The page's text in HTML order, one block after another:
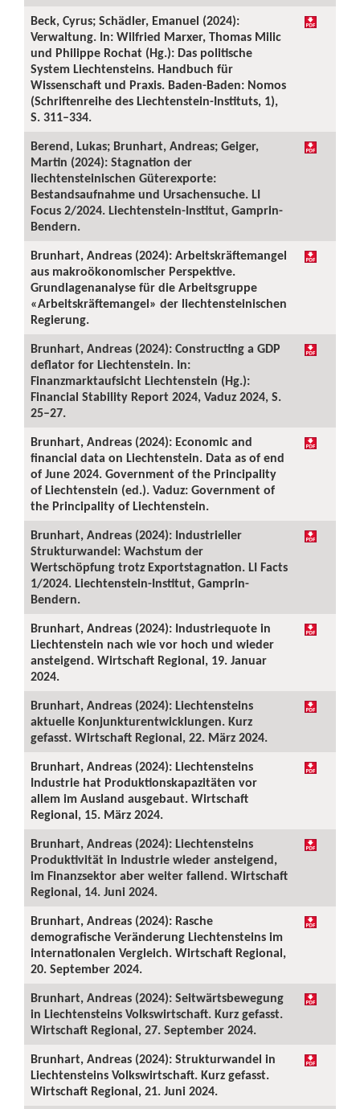
Beck, Cyrus; Schädler, Emanuel (2024):
Verwaltung. In: Wilfried Marxer, Thomas Milic
und Philippe Rochat (Hg.): Das politische
System Liechtensteins. Handbuch für
Wissenschaft und Praxis. Baden-Baden: Nomos
(Schriftenreihe des Liechtenstein-Instituts, 1),
S. 311–334.
Berend, Lukas; Brunhart, Andreas; Geiger,
Martin (2024): Stagnation der
liechtensteinischen Güterexporte:
Bestandsaufnahme und Ursachensuche. LI
Focus 2/2024. Liechtenstein-Institut, Gamprin-
Bendern.
Brunhart, Andreas (2024): Arbeitskräftemangel
aus makroökonomischer Perspektive.
Grundlagenanalyse für die Arbeitsgruppe
«Arbeitskräftemangel» der liechtensteinischen
Regierung.
Brunhart, Andreas (2024): Constructing a GDP
deflator for Liechtenstein. In:
Finanzmarktaufsicht Liechtenstein (Hg.):
Financial Stability Report 2024, Vaduz 2024, S.
25–27.
Brunhart, Andreas (2024): Economic and
financial data on Liechtenstein. Data as of end
of June 2024. Government of the Principality
of Liechtenstein (ed.). Vaduz: Government of
the Principality of Liechtenstein.
Brunhart, Andreas (2024): Industrieller
Strukturwandel: Wachstum der
Wertschöpfung trotz Exportstagnation. LI Facts
1/2024. Liechtenstein-Institut, Gamprin-
Bendern.
Brunhart, Andreas (2024): Industriequote in
Liechtenstein nach wie vor hoch und wieder
ansteigend. Wirtschaft Regional, 19. Januar
2024.
Brunhart, Andreas (2024): Liechtensteins
aktuelle Konjunkturentwicklungen. Kurz
gefasst. Wirtschaft Regional, 22. März 2024.
Brunhart, Andreas (2024): Liechtensteins
Industrie hat Produktionskapazitäten vor
allem im Ausland ausgebaut. Wirtschaft
Regional, 15. März 2024.
Brunhart, Andreas (2024): Liechtensteins
Produktivität in Industrie wieder ansteigend,
im Finanzsektor aber weiter fallend. Wirtschaft
Regional, 14. Juni 2024.
Brunhart, Andreas (2024): Rasche
demografische Veränderung Liechtensteins im
internationalen Vergleich. Wirtschaft Regional,
20. September 2024.
Brunhart, Andreas (2024): Seitwärtsbewegung
in Liechtensteins Volkswirtschaft. Kurz gefasst.
Wirtschaft Regional, 27. September 2024.
Brunhart, Andreas (2024): Strukturwandel in
Liechtensteins Volkswirtschaft. Kurz gefasst.
Wirtschaft Regional, 21. Juni 2024.